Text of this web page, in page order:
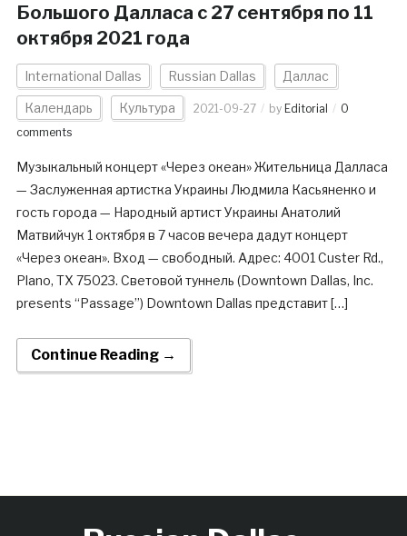
Большого Далласа c 27 сентября по 11
октября 2021 года
International Dallas Russian Dallas Даллас
Календарь Культура 2021-09-27 by Editorial
0
comments
Музыкальный концерт «Через океан» Жительница Далласа
— Заслуженная артистка Украины Людмила Касьяненко и
гость города — Народный артист Украины Анатолий
Матвийчук 1 октября в 7 часов вечера дадут концерт
«Через океан». Вход — свободный. Адрес: 4001 Custer Rd.,
Plano, TX 75023. Световой туннель (Downtown Dallas, Inc.
presents “Passage”) Downtown Dallas представит […]
Continue Reading →